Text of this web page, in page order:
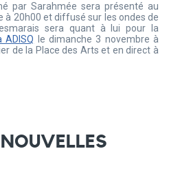
par Sarahmée sera présenté au
à 20h00 et diffusé sur les ondes de
sera quant à lui pour la
ADISQ le dimanche 3 novembre à
de la Place des Arts et en direct à